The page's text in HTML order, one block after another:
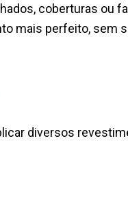
coberturas ou
mais perfeito, sem
diversos